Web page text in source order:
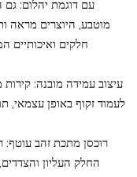
חלקים ואיכותיים
עיצוב עמידה מובנה:
לעמוד זקוף באופן עצמאי,
רוכסן מתכת זהב
החלק העליון